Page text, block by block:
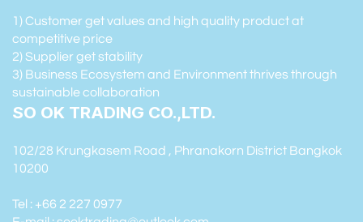
1) Customer get values and high quality product at
competitive price
2) Supplier get stability
3) Business Ecosystem and Environment thrives through
sustainable collaboration
SO OK TRADING CO.,LTD.
102/28 Krungkasem Road , Phranakorn District Bangkok
10200
Tel : +66 2 227 0977